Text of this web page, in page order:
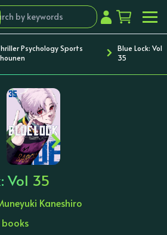
Psychology Sports
Blue Lock: Vol
35
‹ ›
Vol 35
Kaneshiro
books